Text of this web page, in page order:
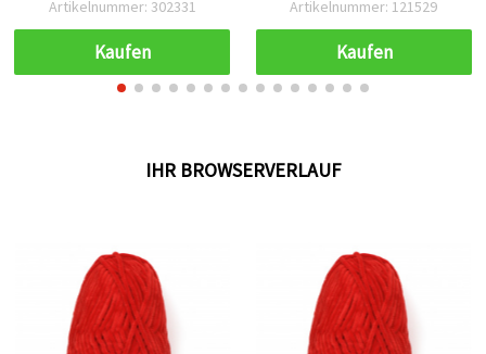
Artikelnummer: 302331
Kaufen
Artikelnummer: 121529
Kaufen
IHR BROWSERVERLAUF